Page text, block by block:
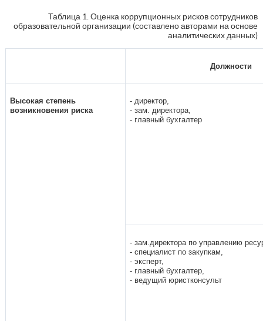
Таблица 1. Оценка коррупционных рисков сотрудников
образовательной организации (составлено авторами на основе
аналитических данных)
Должности
Высокая степень
возникновения риска
- директор,
- зам. директора,
- главный бухгалтер
- зам.директора по управлению
- специалист по закупкам,
- эксперт,
- главный бухгалтер,
- ведущий юристконсульт